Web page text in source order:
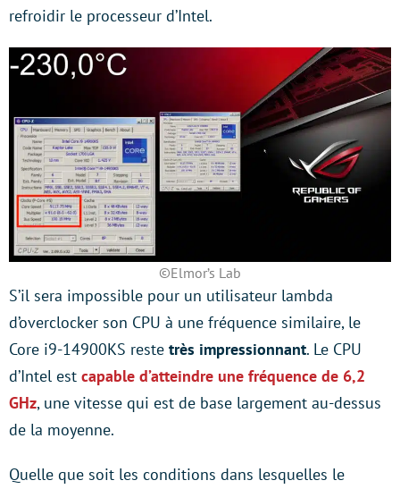
refroidir le processeur d’Intel.
©Elmor’s Lab
S’il sera impossible pour un utilisateur lambda
d’overclocker son CPU à une fréquence similaire, le
Core i9-14900KS reste très impressionnant. Le CPU
d’Intel est capable d’atteindre une fréquence de 6,2
GHz, une vitesse qui est de base largement au-dessus
de la moyenne.
Quelle que soit les conditions dans lesquelles le